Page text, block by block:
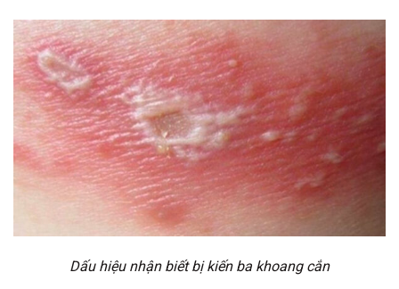
Dấu hiệu nhận biết bị kiến ba khoang cắn